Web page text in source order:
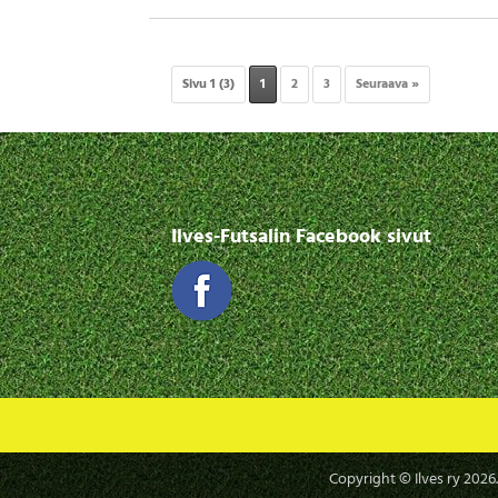
Sivu 1 (3) 1 2 3 Seuraava »
Ilves-Futsalin Facebook sivut
Copyright © Ilves ry2026